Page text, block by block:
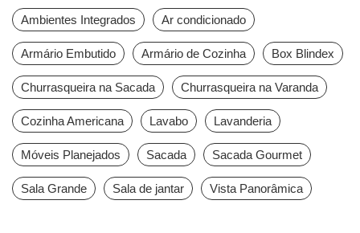
Ambientes Integrados Ar condicionado
Armário Embutido Armário de Cozinha Box Blindex
Churrasqueira na Sacada Churrasqueira na Varanda
Cozinha Americana Lavabo Lavanderia
Móveis Planejados Sacada Sacada Gourmet
Sala Grande Sala de jantar Vista Panorâmica